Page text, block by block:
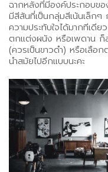
ฉากหลังที่มีองค์ประกอบข
มีสีสันที่เป็นกลุ่มสีเน้นเล็กๆ
ความประทับใจได้มากทีเดีย
ตกแต่งผนัง หรือเพดาน ก็
(ควรเป็นขาวดำ) หรือเลือก
นำสมัยไปอีกแบบนะคะ